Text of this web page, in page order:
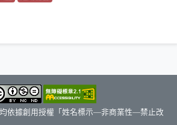
依據創用授權「姓名標示—非商業性—禁止改